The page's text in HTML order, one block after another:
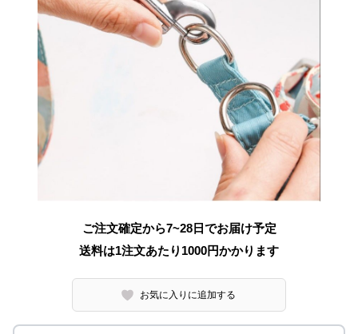
ご注文確定から7~28日でお届け予定
送料は1注文あたり 1000円かかります
お気に入りに追加する